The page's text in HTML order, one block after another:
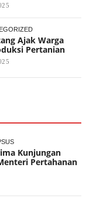
Ajak Warga
Pertanian
Kunjungan
Pertahanan